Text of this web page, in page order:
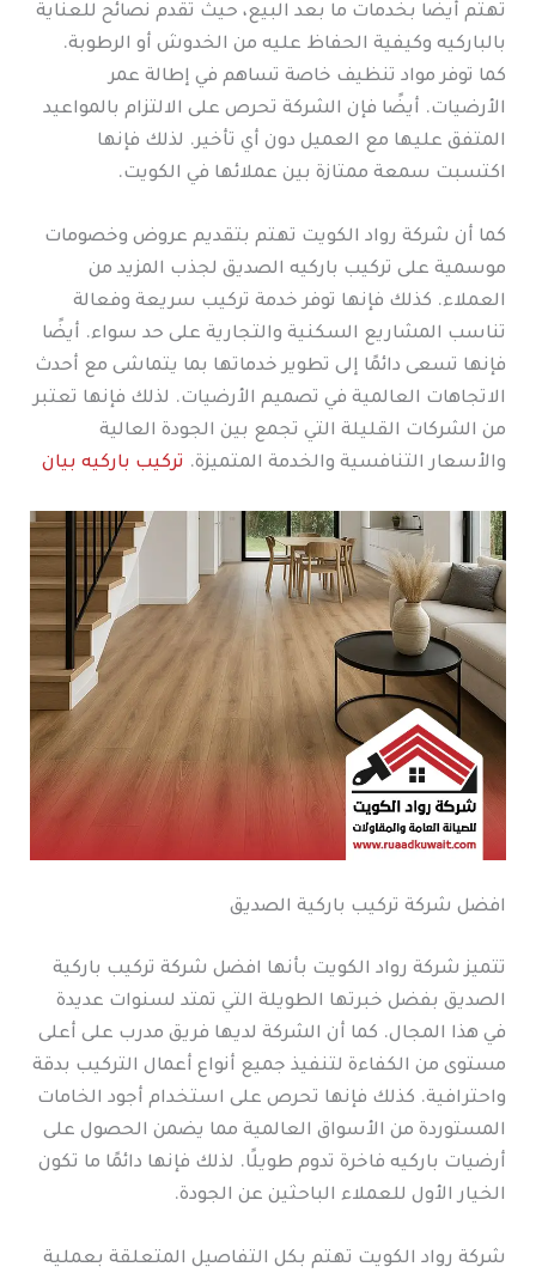
تهتم أيضًا بخدمات ما بعد البيع، حيث تقدم نصائح للعناية
بالباركيه وكيفية الحفاظ عليه من الخدوش أو الرطوبة.
كما توفر مواد تنظيف خاصة تساهم في إطالة عمر
الأرضيات. أيضًا فإن الشركة تحرص على الالتزام بالمواعيد
المتفق عليها مع العميل دون أي تأخير. لذلك فإنها
اكتسبت سمعة ممتازة بين عملائها في الكويت.
كما أن شركة رواد الكويت تهتم بتقديم عروض وخصومات
موسمية على تركيب باركيه الصديق لجذب المزيد من
العملاء. كذلك فإنها توفر خدمة تركيب سريعة وفعالة
تناسب المشاريع السكنية والتجارية على حد سواء. أيضًا
فإنها تسعى دائمًا إلى تطوير خدماتها بما يتماشى مع أحدث
الاتجاهات العالمية في تصميم الأرضيات. لذلك فإنها تعتبر
من الشركات القليلة التي تجمع بين الجودة العالية
والأسعار التنافسية والخدمة المتميزة. تركيب باركيه بيان
افضل شركة تركيب باركية الصديق
تتميز شركة رواد الكويت بأنها افضل شركة تركيب باركية
الصديق بفضل خبرتها الطويلة التي تمتد لسنوات عديدة
في هذا المجال. كما أن الشركة لديها فريق مدرب على أعلى
مستوى من الكفاءة لتنفيذ جميع أنواع أعمال التركيب بدقة
واحترافية. كذلك فإنها تحرص على استخدام أجود الخامات
المستوردة من الأسواق العالمية مما يضمن الحصول على
أرضيات باركيه فاخرة تدوم طويلًا. لذلك فإنها دائمًا ما تكون
الخيار الأول للعملاء الباحثين عن الجودة.
شركة رواد الكويت تهتم بكل التفاصيل المتعلقة بعملية